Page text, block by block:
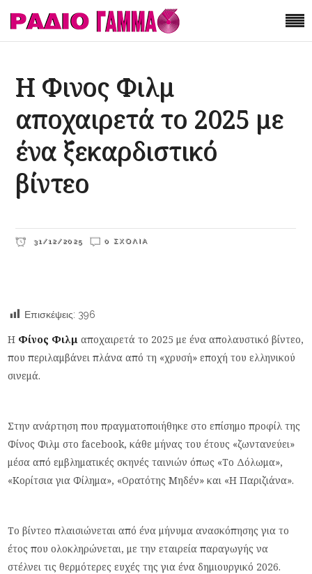
Η Φινος Φιλμ
αποχαιρετά το 2025 με
ένα ξεκαρδιστικό
βίντεο
31/12/2025 0 ΣΧΌΛΙΑ
Επισκέψεις: 396
Η Φίνος Φιλμ αποχαιρετά το 2025 με ένα απολαυστικό βίντεο,
που περιλαμβάνει πλάνα από τη «χρυσή» εποχή του ελληνικού
σινεμά.
Στην ανάρτηση που πραγματοποιήθηκε στο επίσημο προφίλ της
Φίνος Φιλμ στο facebook, κάθε μήνας του έτους «ζωντανεύει»
μέσα από εμβληματικές σκηνές ταινιών όπως «Το Δόλωμα»,
«Κορίτσια για Φίλημα», «Ορατότης Μηδέν» και «Η Παριζιάνα».
Το βίντεο πλαισιώνεται από ένα μήνυμα ανασκόπησης για το
έτος που ολοκληρώνεται, με την εταιρεία παραγωγής να
στέλνει τις θερμότερες ευχές της για ένα δημιουργικό 2026.